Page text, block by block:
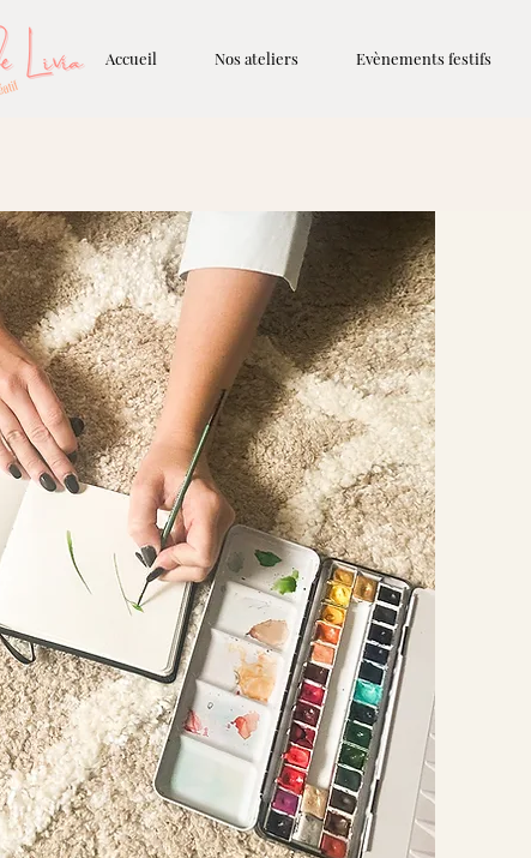
Accueil
Nos ateliers Evènements festifs